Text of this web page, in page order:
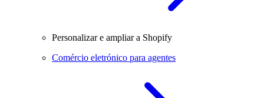
Personalizar e ampliar a Shopify
Comércio eletrónico para agentes